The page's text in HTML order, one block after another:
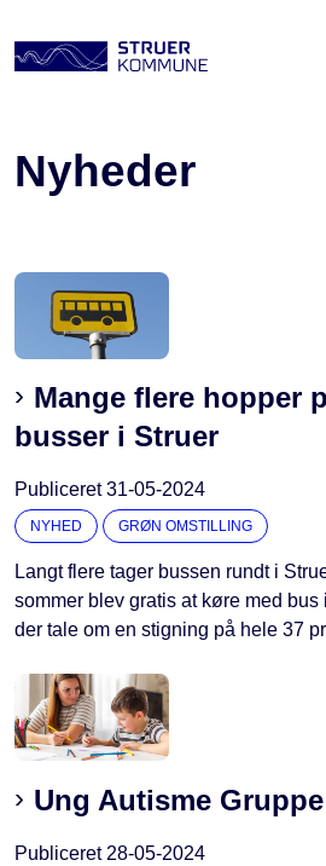
Nyheder
Mange flere hopper
busser i Struer
Publiceret31-05-2024
NYHED GRØN OMSTILLING
Langt flere tager bussen rundt i
sommer blev gratis at køre med
der tale om en stigning på hele 37
Ung Autisme Gruppe
Publiceret 28-05-2024